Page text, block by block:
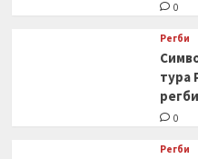
0
Регби
тура
регби
0
Регби